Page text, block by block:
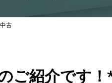
古
紹介です！